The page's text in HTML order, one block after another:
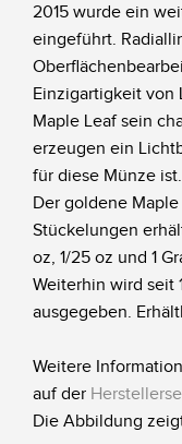
2015 wurde ein
eingeführt.
Einzigartigkeit von
Maple Leaf sein
erzeugen ein
für diese Münze ist.
Der goldene
Stückelungen
oz, 1/25 oz und 1
Weiterhin wird seit
ausgegeben.
Weitere
auf der
Die Abbildung